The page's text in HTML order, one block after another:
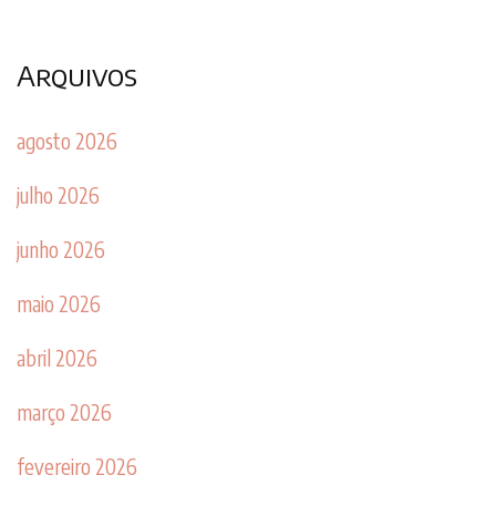
Arquivos
agosto 2026
julho 2026
junho 2026
maio 2026
abril 2026
março 2026
fevereiro 2026